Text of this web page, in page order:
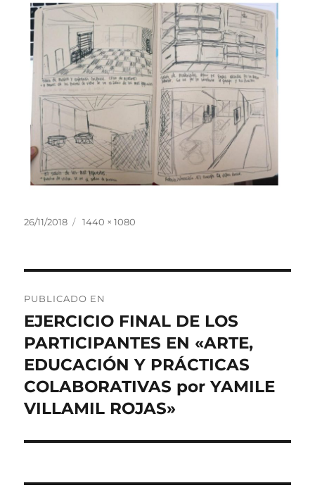
Publicado
26/11/2018
Tamaño
1440 × 1080
de
entradas
PUBLICADO EN
EJERCICIO FINAL DE LOS
PARTICIPANTES EN «ARTE,
EDUCACIÓN Y PRÁCTICAS
COLABORATIVAS por YAMILE
VILLAMIL ROJAS»